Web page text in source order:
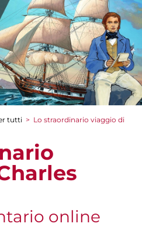
tutti > Lo straordinario viaggio di
online